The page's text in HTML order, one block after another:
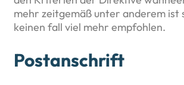
mehr zeitgemäß unter anderem ist
keinen fall viel mehr empfohlen.
Postanschrift